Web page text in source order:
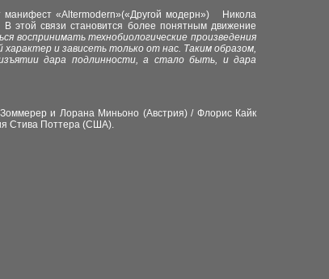
манифест «Altermodern»(«Другой модерн») Никола
этой связи становится более понятным движение
воспринимать технобиологические произведения
и зависеть только от нас. Таким образом,
дара подлинности, а стало быть, и дара
и Лорана Миньоно (Австрия) / Флорис Кайк
Стива Поттера (США).